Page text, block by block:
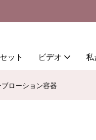
ット ビデオ 私
ローション容器